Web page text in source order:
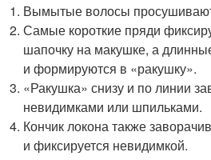
Вымытые волосы
Самые короткие пряди
шапочку на макушке, а
и формируются в «ракушку».
«Ракушка» снизу и по линии
невидимками или шпильками.
Кончик локона также
и фиксируется невидимкой.